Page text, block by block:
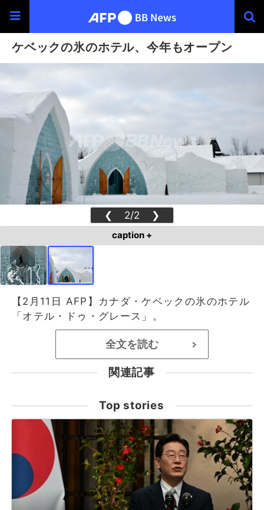
ケベックの氷のホテル、今年もオープン
❮ 2/2 ❯
caption +
【2月11日 AFP】カナダ・ケベックの氷のホテル
「オテル・ドゥ・グレース」。
全文を読む >
関連記事
Top stories